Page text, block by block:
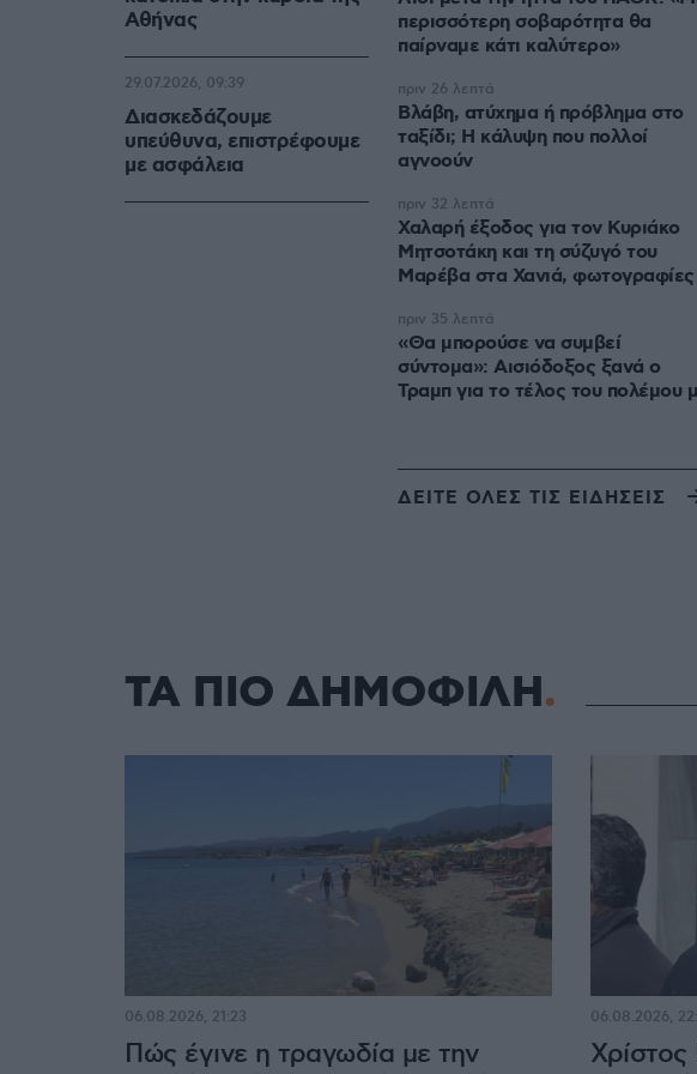
Αθήνας
Διασκεδάζουμε
υπεύθυνα, επιστρέφουμε
με ασφάλεια
29.07.2026, 09:39
περισσότερη σοβαρότητα θα
παίρναμε κάτι καλύτερο»
Βλάβη, ατύχημα ή πρόβλημα στο
ταξίδι; Η κάλυψη που πολλοί
αγνοούν
πριν 26 λεπτά
Χαλαρή έξοδος για τον Κυριάκο
Μητσοτάκη και τη σύζυγό του
Μαρέβα στα Χανιά, φωτογραφίες
πριν 32 λεπτά
«Θα μπορούσε να συμβεί
σύντομα»: Αισιόδοξος ξανά ο
Τραμπ για το τέλος του πολέμου
πριν 35 λεπτά
ΔΕΙΤΕ ΟΛΕΣ ΤΙΣ ΕΙΔΗΣΕΙΣ
ΤΑ ΠΙΟ ΔΗΜΟΦΙΛΗ
Πώς έγινε η τραγωδία με την
06.08.2026, 21:23 06.08.2026,